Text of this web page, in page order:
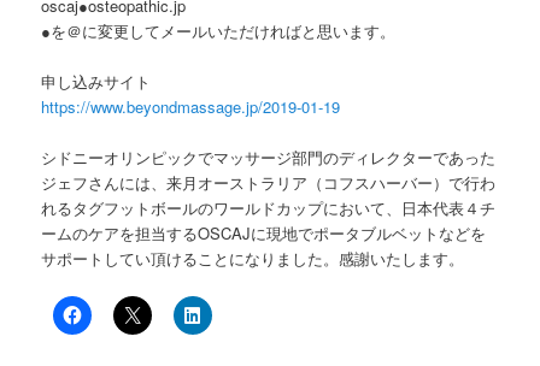
oscaj●osteopathic.jp
●を＠に変更してメールいただければと思います。
申し込みサイト
https://www.beyondmassage.jp/2019-01-19
シドニーオリンピックでマッサージ部門のディレクターであった
ジェフさんには、来月オーストラリア（コフスハーバー）で行わ
れるタグフットボールのワールドカップにおいて、日本代表４チ
ームのケアを担当するOSCAJに現地でポータブルベットなどを
サポートしてい頂けることになりました。感謝いたします。